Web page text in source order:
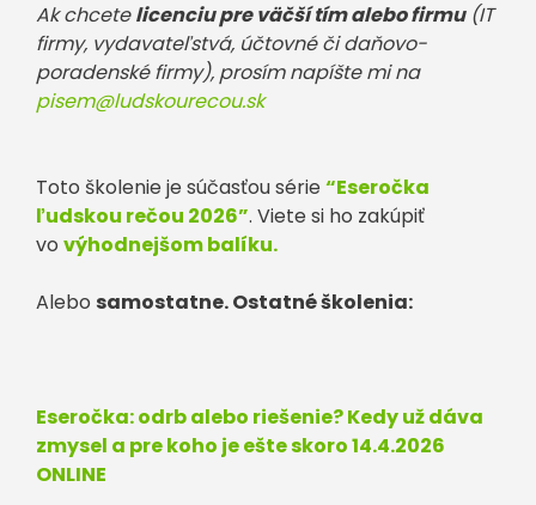
Ak chcetelicenciu pre väčší tím alebo firmu(IT
firmy, vydavateľstvá, účtovné či daňovo-
poradenské firmy), prosím napíšte mi na
pisem@ludskourecou.sk
Toto školenie je súčasťou série “Eseročka
ľudskou rečou 2026”. Viete si ho zakúpiť
vo výhodnejšom balíku.
Alebo samostatne. Ostatné školenia:
Eseročka: odrb alebo riešenie? Kedy už dáva
zmysel a pre koho je ešte skoro 14.4.2026
ONLINE